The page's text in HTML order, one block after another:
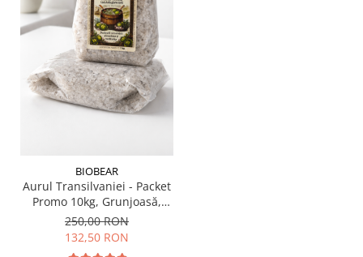
BIOBEAR
Aurul Transilvaniei - Packet
Promo 10kg, Grunjoasă,
Sare Naturală din
Transilvania, Neiodată, Fără
250,00 RON
132,50 RON